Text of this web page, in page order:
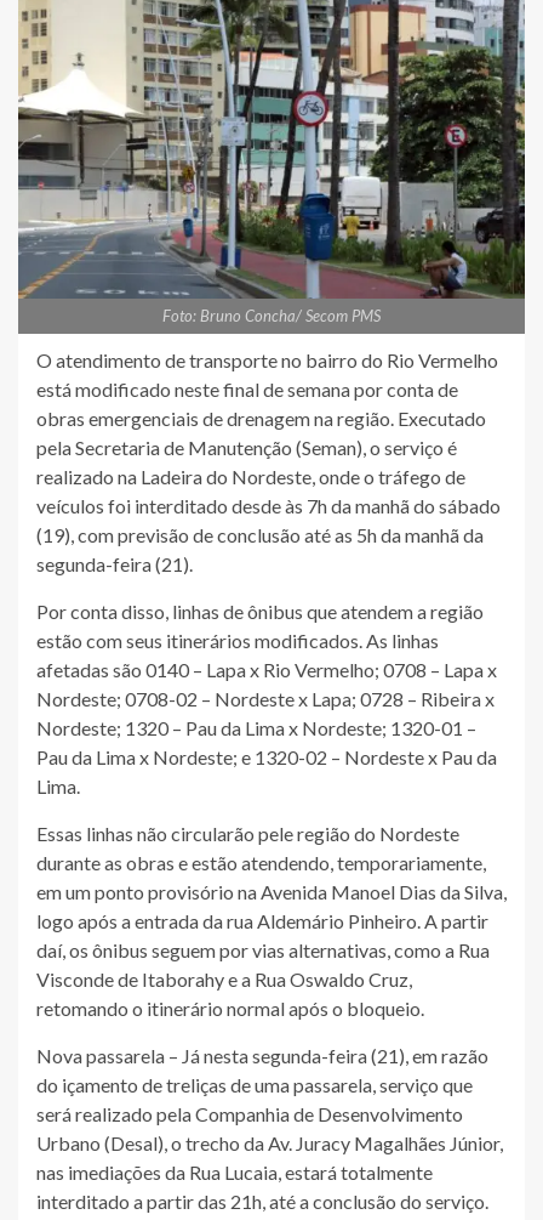
Foto: Bruno Concha/ Secom PMS
O atendimento de transporte no bairro do Rio Vermelho
está modificado neste final de semana por conta de
obras emergenciais de drenagem na região. Executado
pela Secretaria de Manutenção (Seman), o serviço é
realizado na Ladeira do Nordeste, onde o tráfego de
veículos foi interditado desde às 7h da manhã do sábado
(19), com previsão de conclusão até as 5h da manhã da
segunda-feira (21).
Por conta disso, linhas de ônibus que atendem a região
estão com seus itinerários modificados. As linhas
afetadas são 0140 – Lapa x Rio Vermelho; 0708 – Lapa x
Nordeste; 0708-02 – Nordeste x Lapa; 0728 – Ribeira x
Nordeste; 1320 – Pau da Lima x Nordeste; 1320-01 –
Pau da Lima x Nordeste; e 1320-02 – Nordeste x Pau da
Lima.
Essas linhas não circularão pele região do Nordeste
durante as obras e estão atendendo, temporariamente,
em um ponto provisório na Avenida Manoel Dias da Silva,
logo após a entrada da rua Aldemário Pinheiro. A partir
daí, os ônibus seguem por vias alternativas, como a Rua
Visconde de Itaborahy e a Rua Oswaldo Cruz,
retomando o itinerário normal após o bloqueio.
Nova passarela – Já nesta segunda-feira (21), em razão
do içamento de treliças de uma passarela, serviço que
será realizado pela Companhia de Desenvolvimento
Urbano (Desal), o trecho da Av. Juracy Magalhães Júnior,
nas imediações da Rua Lucaia, estará totalmente
interditado a partir das 21h, até a conclusão do serviço.